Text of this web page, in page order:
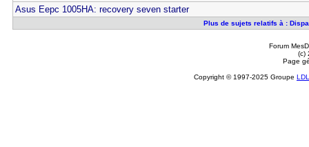
Asus Eepc 1005HA: recovery seven starter
Plus de sujets relatifs à :
Forum
(c)
Page
Copyright © 1997-2025 Groupe